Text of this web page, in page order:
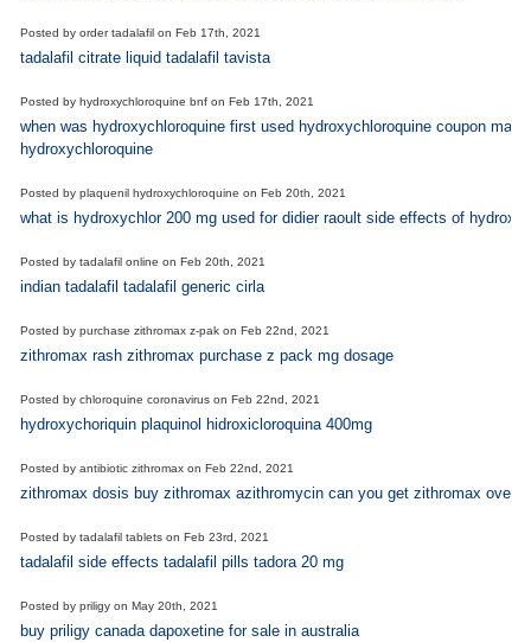
Posted byorder tadalafilonFeb 17th, 2021
tadalafil citrate liquid tadalafil tavista
Posted byhydroxychloroquine bnfonFeb 17th, 2021
when was hydroxychloroquine first used hydroxychloroquine coupon
hydroxychloroquine
Posted byplaquenil hydroxychloroquineonFeb 20th, 2021
what is hydroxychlor 200 mg used for didier raoult side effects of
Posted bytadalafil onlineonFeb 20th, 2021
indian tadalafil tadalafil generic cirla
Posted bypurchase zithromax z-pakonFeb 22nd, 2021
zithromax rash zithromax purchase z pack mg dosage
Posted bychloroquine coronavirusonFeb 22nd, 2021
hydroxychoriquin plaquinol hidroxicloroquina 400mg
Posted byantibiotic zithromaxonFeb 22nd, 2021
zithromax dosis buy zithromax azithromycin can you get zithromax over
Posted bytadalafil tabletsonFeb 23rd, 2021
tadalafil side effects tadalafil pills tadora 20 mg
Posted bypriligyonMay 20th, 2021
buy priligy canada dapoxetine for sale in australia